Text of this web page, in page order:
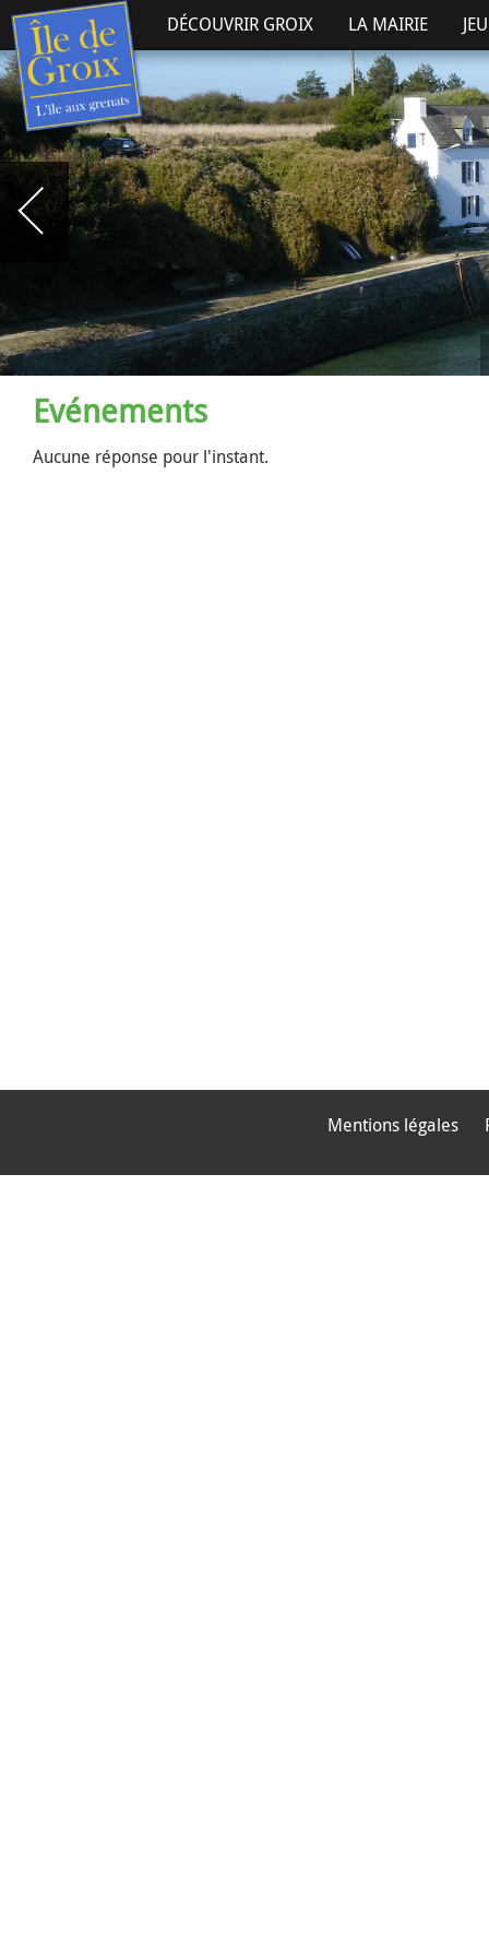
DÉCOUVRIR GROIX LA MAIRIE
Evénements
Aucune réponse pour l'instant.
Mentions légales